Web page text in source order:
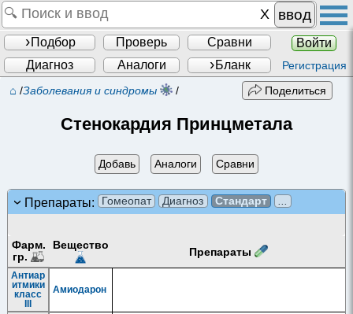
ввод
Подбор Проверь Сравни
Войти
Диагноз
Аналоги Бланк Регистрация
⌂ /Заболевания и синдромы / Поделиться
Стенокардия Принцметала
Добавь Аналоги Сравни
Препараты: Гомеопат Диагноз Стандарт
Фарм.
гр.
Вещество
Препараты
Антиар
итмики
класс
Амиодарон